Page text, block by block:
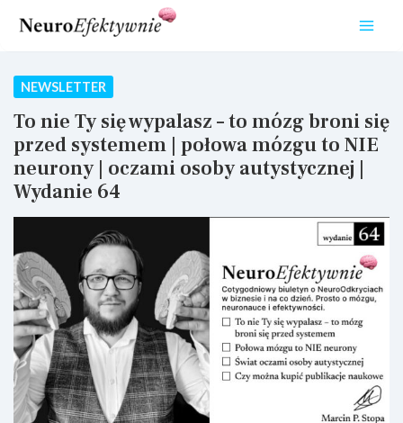
NEWSLETTER
To nie Ty się wypalasz – to mózg broni się
przed systemem | połowa mózgu to NIE
neurony | oczami osoby autystycznej |
Wydanie 64